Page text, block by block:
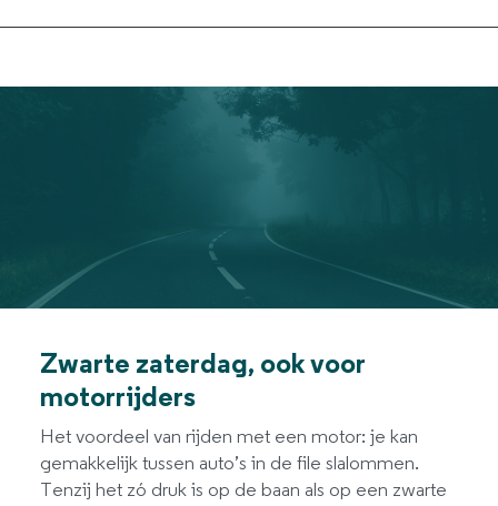
Zwarte zaterdag, ook voor
motorrijders
Het voordeel van rijden met een motor: je kan
gemakkelijk tussen auto’s in de file slalommen.
Tenzij het zó druk is op de baan als op een zwarte